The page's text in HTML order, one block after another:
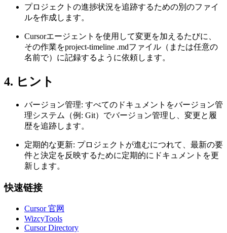
プロジェクトの進捗状況を追跡するための別のファイ
ルを作成します。
Cursorエージェントを使用して変更を加えるたびに、
その作業をproject-timeline .mdファイル（または任意の
名前で）に記録するように依頼します。
4. ヒント
バージョン管理: すべてのドキュメントをバージョン管
理システム（例: Git）でバージョン管理し、変更と履
歴を追跡します。
定期的な更新: プロジェクトが進むにつれて、最新の要
件と決定を反映するために定期的にドキュメントを更
新します。
快速链接
Cursor 官网
WizcyTools
Cursor Directory